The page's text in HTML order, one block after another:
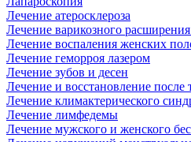
Лечение атеросклероза
Лечение варикозного
Лечение воспаления женских
Лечение геморроя лазером
Лечение зубов и десен
Лечение и восстановление после
Лечение климактерического
Лечение лимфедемы
Лечение мужского и женского